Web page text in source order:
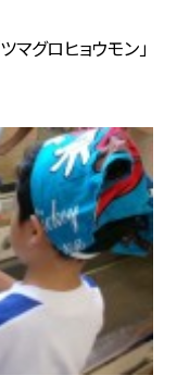
グロヒョウモン」